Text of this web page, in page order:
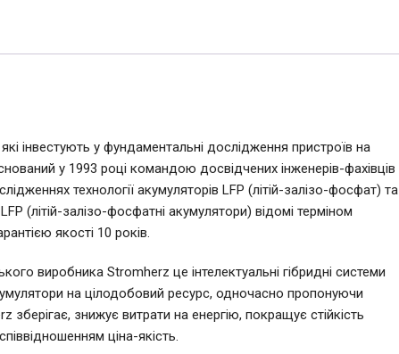
інвестують у фундаментальні дослідження пристроїв на
у 1993 році командою досвідчених інженерів-фахівців
технології акумуляторів LFP (літій-залізо-фосфат) та
(літій-залізо-фосфатні акумулятори) відомі терміном
якості 10 років.
виробника Stromherz це інтелектуальні гібридні системи
на цілодобовий ресурс, одночасно пропонуючи
знижує витрати на енергію, покращує стійкість
ціна-якість.